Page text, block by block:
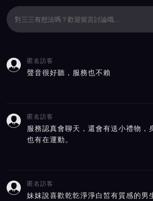
 匿名訪客
聲音很好聽，服務也不賴
 匿名訪客
服務認真會聊天，還會有送小禮物，
也有在運動。
 匿名訪客
妹妺說喜歡乾亁淨淨白皙有質感的男